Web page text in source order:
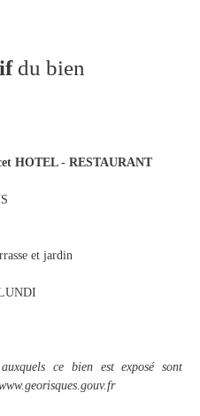
du bien
HOTEL - RESTAURANT
et jardin
ce bien est exposé sont